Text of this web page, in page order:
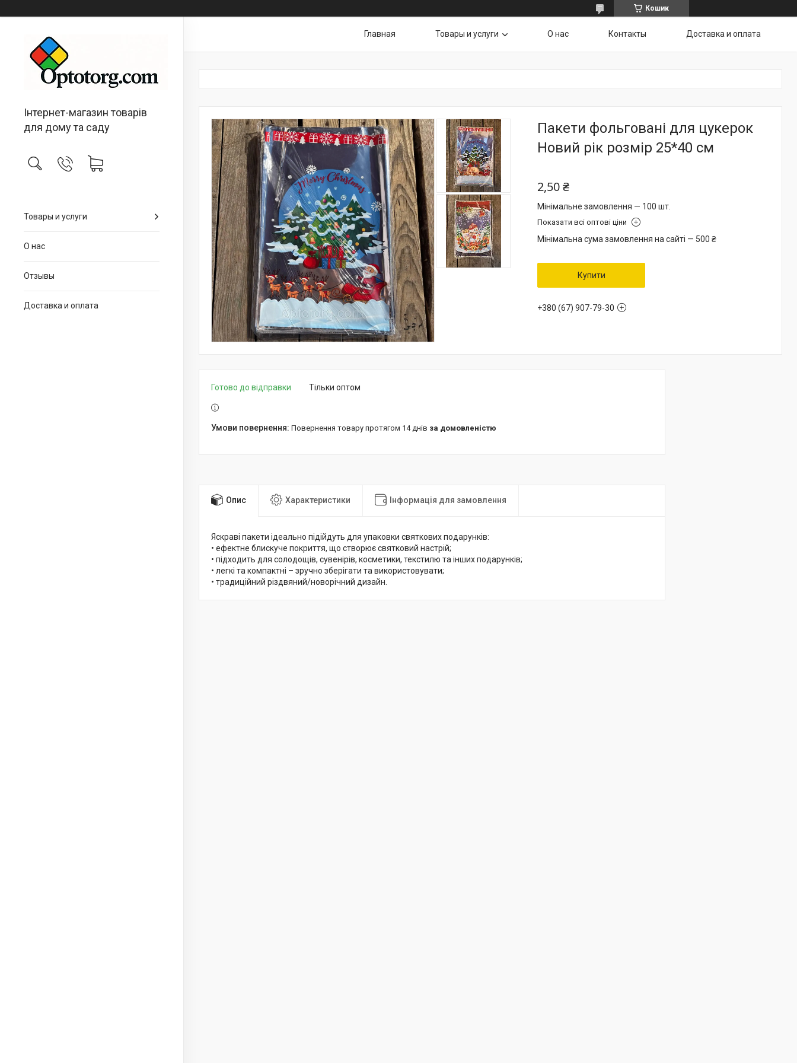
Кошик
Інтернет-магазин товарів
для дому та саду
Товары и услуги
О нас
Отзывы
Доставка и оплата
Главная Товары и услуги О нас Контакты Доставка и оплата
Пакети фольговані для цукерок
Новий рік розмір 25*40 см
2,50 ₴
Мінімальне замовлення — 100 шт.
Показати всі оптові ціни
Мінімальна сума замовлення на сайті — 500 ₴
Купити
+380 (67) 907-79-30
Готово до відправки Тільки оптом
повернення товару протягом 14 днів за домовленістю
Опис Характеристики Інформація для замовлення
Яскраві пакети ідеально підійдуть для упаковки святкових подарунків:
• ефектне блискуче покриття, що створює святковий настрій;
• підходить для солодощів, сувенірів, косметики, текстилю та інших подарунків;
• легкі та компактні – зручно зберігати та використовувати;
• традиційний різдвяний/новорічний дизайн.